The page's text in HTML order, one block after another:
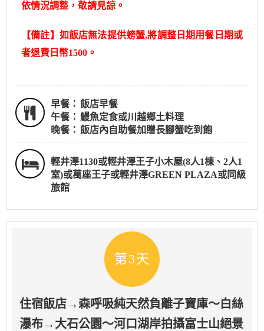
依情況調整，敬請見諒。
【備註】如飯店無法提供螃蟹,將調整日期用餐日期或
者退費日幣1500。
早餐： 飯店早餐
午餐： 鰻魚定食或川越鄉土料理
晚餐： 飯店內自助餐加贈長腳蟹吃到飽
輕井澤1130或輕井澤王子小木屋(8人1棟、2人1
室)或萬座王子或輕井澤GREEN PLAZA或同級
旅館
第3天
住宿飯店→森呼吸純天然負離子寶庫～白絲
瀑布→大石公園～河口湖岸拍攝富士山絕景